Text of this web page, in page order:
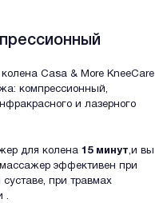
Casa & More KneeCare
компрессионный,
и лазерного
для колена 15 минут,и вы
эффективен при
при травмах
.